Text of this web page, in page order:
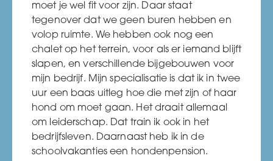
moet je wel fit voor zijn. Daar staat
tegenover dat we geen buren hebben en
volop ruimte. We hebben ook nog een
chalet op het terrein, voor als er iemand blijft
slapen, en verschillende bijgebouwen voor
mijn bedrijf. Mijn specialisatie is dat ik in twee
uur een baas uitleg hoe die met zijn of haar
hond om moet gaan. Het draait allemaal
om leiderschap. Dat train ik ook in het
bedrijfsleven. Daarnaast heb ik in de
schoolvakanties een hondenpension.